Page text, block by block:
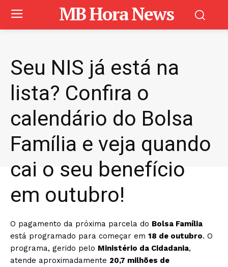
MB Hora News
Seu NIS já está na
lista? Confira o
calendário do Bolsa
Família e veja quando
cai o seu benefício
em outubro!
O pagamento da próxima parcela do Bolsa Família
está programado para começar em 18 de outubro. O
programa, gerido pelo Ministério da Cidadania,
atende aproximadamente 20,7 milhões de